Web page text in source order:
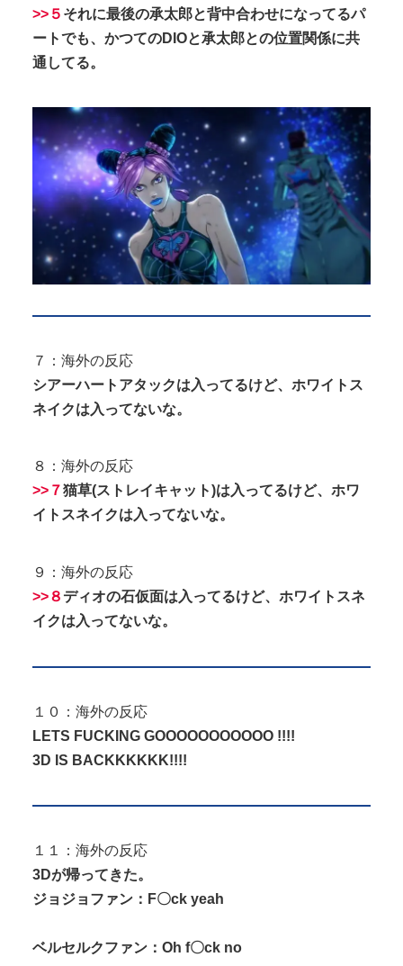
>>５ それに最後の承太郎と背中合わせになってるパ
ートでも、かつてのDIOと承太郎との位置関係に共
通してる。
７：海外の反応
シアーハートアタックは入ってるけど、ホワイトス
ネイクは入ってないな。
８：海外の反応
>>７猫草(ストレイキャット)は入ってるけど、ホワ
イトスネイクは入ってないな。
９：海外の反応
>>８ ディオの石仮面は入ってるけど、ホワイトスネ
イクは入ってないな。
１０：海外の反応
LETS FUCKING GOOOOOOOOOOO !!!!
3D IS BACKKKKKK!!!!
１１：海外の反応
3Dが帰ってきた。
ジョジョファン：F〇ck yeah
ベルセルクファン：Oh f〇ck no